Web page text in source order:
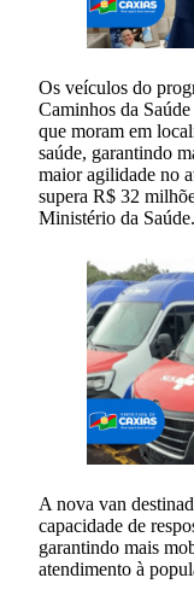
Os veículos do
Caminhos da
que moram em
saúde, garantindo
maior agilidade no
supera R$ 32
Ministério da Saúde.
A nova van
capacidade de
garantindo mais
atendimento à